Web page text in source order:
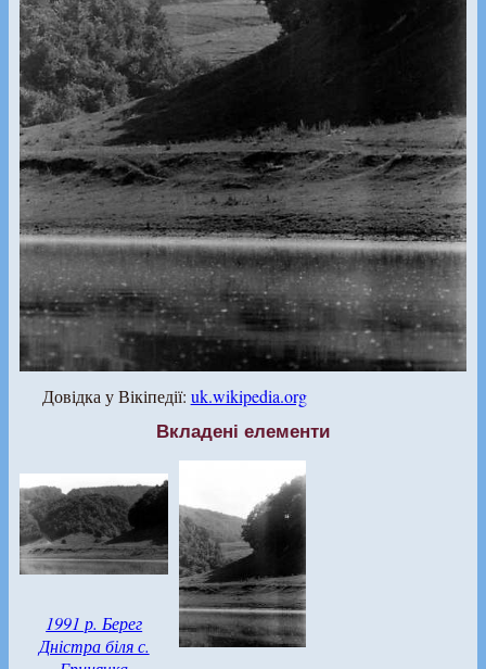
Довідка у Вікіпедії: uk.wikipedia.org
Вкладені елементи
1991 р. Берег
Дністра біля с.